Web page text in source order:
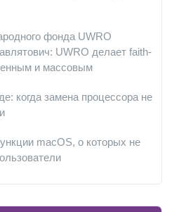
фонда UWRO
UWRO делает faith-
и массовым
когда замена процессора не
macOS, о которых не